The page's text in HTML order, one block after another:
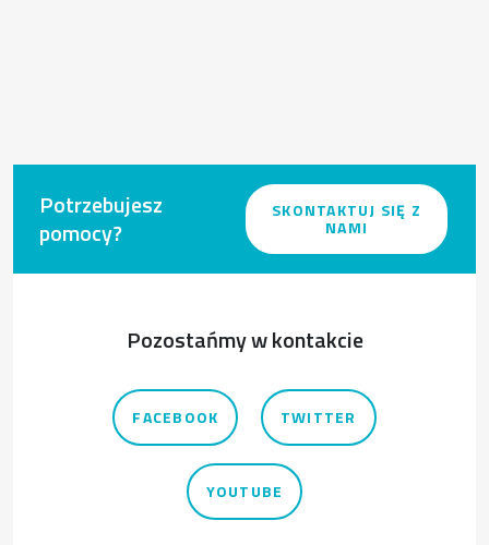
Potrzebujesz
pomocy?
SKONTAKTUJ SIĘ Z
NAMI
Pozostańmy w kontakcie
FACEBOOK TWITTER
YOUTUBE